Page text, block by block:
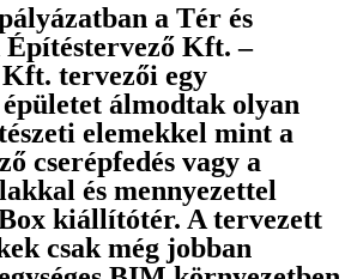
a Tér és
Építéstervező Kft. –
tervezői egy
álmodtak olyan
elemekkel mint a
cserépfedés vagy a
és mennyezettel
kiállítótér. A tervezett
csak még jobban